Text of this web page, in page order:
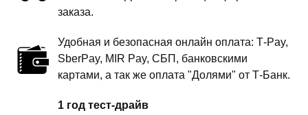
заказа.
Удобная и безопасная онлайн оплата: T‑Pay,
SberPay, MIR Pay, СБП, банковскими
картами, а так же оплата "Долями" от Т-Банк.
1 год тест-драйв